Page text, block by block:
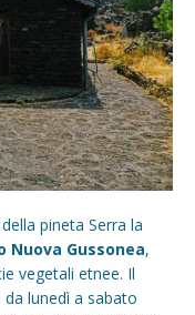
pineta Serra la
Nuova Gussonea,
vegetali etnee. Il
lunedì a sabato